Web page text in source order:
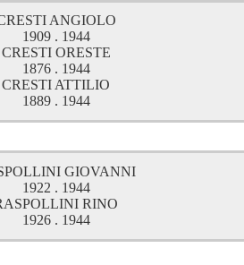
ANGIOLO
1909 . 1944
CRESTI ORESTE
1876 . 1944
CRESTI ATTILIO
1889 . 1944
GIOVANNI
1922 . 1944
RINO
1926 . 1944